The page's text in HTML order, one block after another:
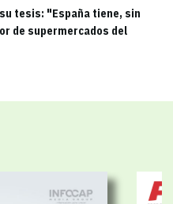
tesis: "España tiene, sin
de supermercados del